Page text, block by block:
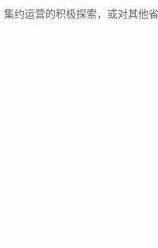
约运营的积极探索，或对其他省